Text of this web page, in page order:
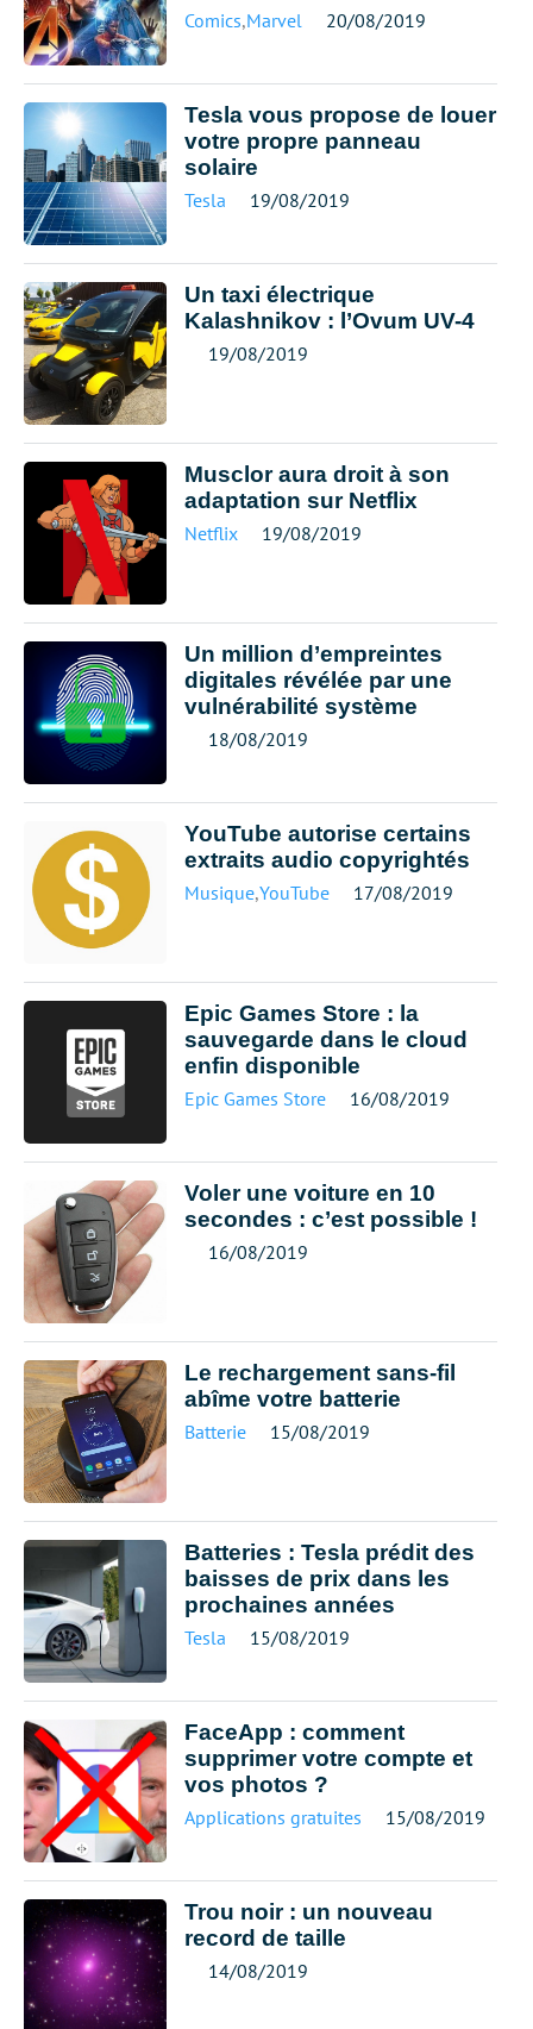
Comics,Marvel 20/08/2019
Tesla vous propose de louer
votre propre panneau
solaire
Tesla 19/08/2019
Un taxi électrique
Kalashnikov : l’Ovum UV-4
19/08/2019
Musclor aura droit à son
adaptation sur Netflix
Netflix 19/08/2019
Un million d’empreintes
digitales révélée par une
vulnérabilité système
18/08/2019
YouTube autorise certains
extraits audio copyrightés
Musique,YouTube 17/08/2019
Epic Games Store : la
sauvegarde dans le cloud
enfin disponible
Epic Games Store 16/08/2019
Voler une voiture en 10
secondes : c’est possible !
16/08/2019
Le rechargement sans-fil
abîme votre batterie
Batterie 15/08/2019
Batteries : Tesla prédit des
baisses de prix dans les
prochaines années
Tesla 15/08/2019
FaceApp : comment
supprimer votre compte et
vos photos ?
Applications gratuites 15/08/2019
Trou noir : un nouveau
record de taille
14/08/2019